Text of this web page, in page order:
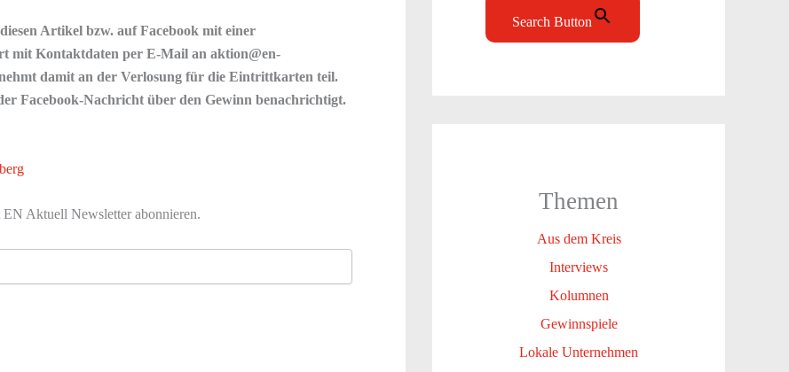
Artikel bzw. auf Facebook mit einer
mit Kontaktdaten per E-Mail an aktion@en-
damit an der Verlosung für die Eintrittkarten teil.
Facebook-Nachricht über den Gewinn benachrichtigt.
Aktuell Newsletter abonnieren.
Search Button
Themen
Aus dem Kreis
Interviews
Kolumnen
Gewinnspiele
Lokale Unternehmen